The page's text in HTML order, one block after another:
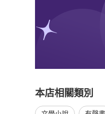
本店相關類別